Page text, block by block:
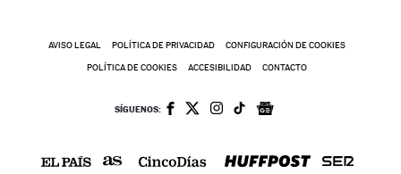
AVISO LEGAL POLÍTICA DE PRIVACIDAD CONFIGURACIÓN DE COOKIES
POLÍTICA DE COOKIES ACCESIBILIDAD CONTACTO
SÍGUENOS: